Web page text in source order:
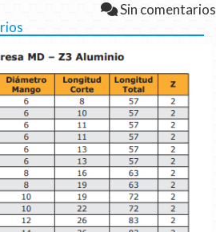
Sin comentarios